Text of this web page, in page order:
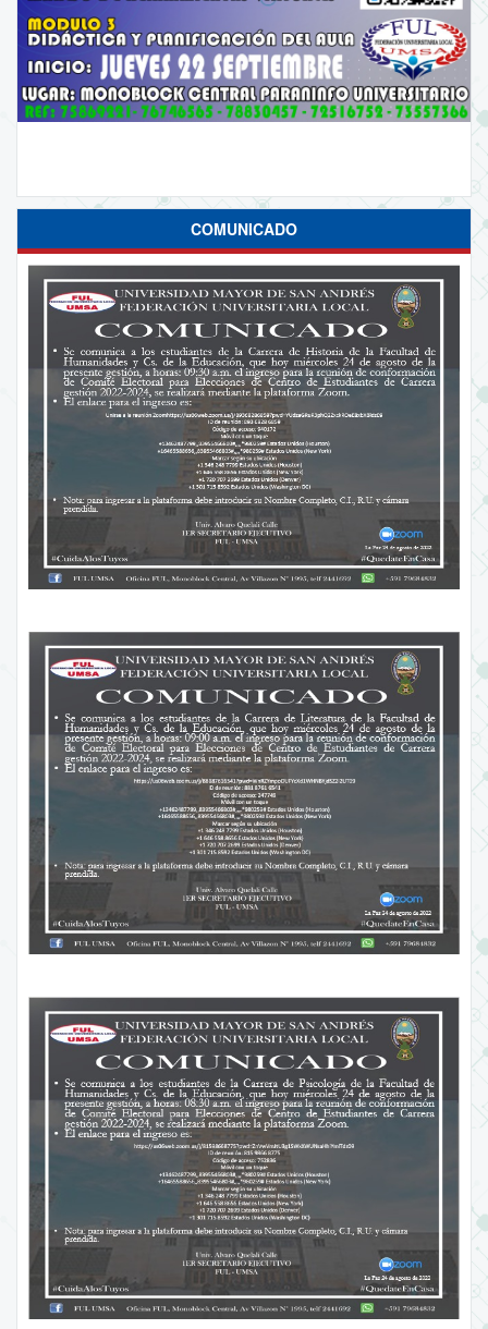
COMUNICADO